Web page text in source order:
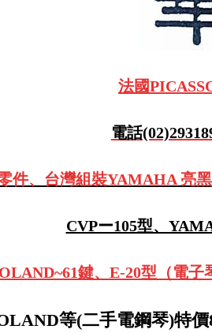
法國
電話
件、台灣組裝YAMAHA 亮
CVPー105型、
鍵、E-20型（電子
等(二手電鋼琴)特